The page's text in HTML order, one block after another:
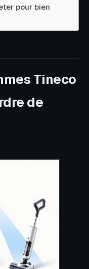
pour bien
Tineco
de